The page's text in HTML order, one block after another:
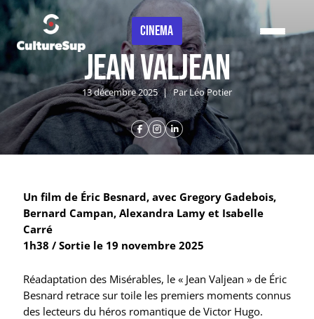
CINEMA
Jean Valjean
13 décembre 2025 | Par Léo Potier
Un film de Éric Besnard, avec Gregory Gadebois,
Bernard Campan, Alexandra Lamy et Isabelle
Carré
1h38 / Sortie le 19 novembre 2025
Réadaptation des Misérables, le « Jean Valjean » de Éric
Besnard retrace sur toile les premiers moments connus
des lecteurs du héros romantique de Victor Hugo.
Panneau de gestion des cookies